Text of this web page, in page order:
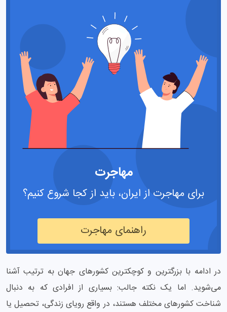
مهاجرت
برای مهاجرت از ایران، باید از کجا شروع کنیم؟
راهنمای مهاجرت
در ادامه با بزرگترین و کوچکترین کشورهای جهان به ترتیب آشنا
می‌شوید. اما یک نکته جالب: بسیاری از افرادی که به دنبال
شناخت کشورهای مختلف هستند، در واقع رویای زندگی، تحصیل یا